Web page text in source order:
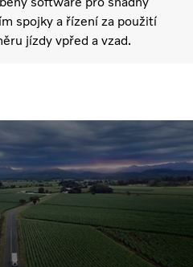
spojky a řízení za použití
jízdy vpřed a vzad.